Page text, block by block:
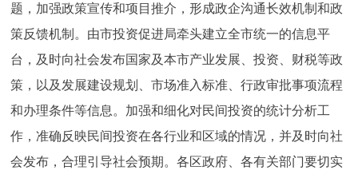
题，加强政策宣传和项目推介，形成政企沟通长效机制和政
策反馈机制。由市投资促进局牵头建立全市统一的信息平
台，及时向社会发布国家及本市产业发展、投资、财税等政
策，以及发展建设规划、市场准入标准、行政审批事项流程
和办理条件等信息。加强和细化对民间投资的统计分析工
作，准确反映民间投资在各行业和区域的情况，并及时向社
会发布，合理引导社会预期。各区政府、各有关部门要切实